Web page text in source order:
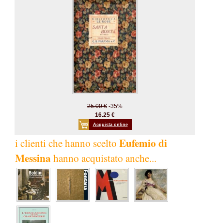
25.00 € -35%
16.25 €
Acquista online
i clienti che hanno scelto Eufemio di
Messinahanno acquistato anche...